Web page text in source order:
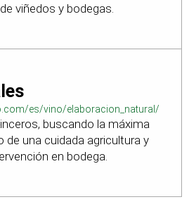
viñedos y bodegas.
es/vino/elaboracion_natural/
buscando la máxima
de una cuidada agricultura y
en bodega.